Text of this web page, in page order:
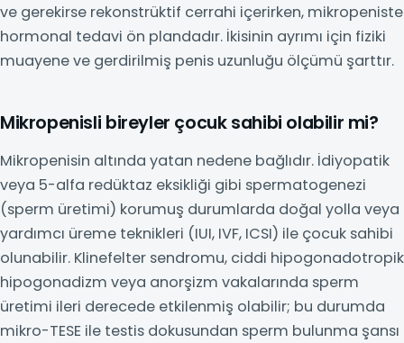
ve gerekirse rekonstrüktif cerrahi içerirken, mikropeniste
hormonal tedavi ön plandadır. İkisinin ayrımı için fiziki
muayene ve gerdirilmiş penis uzunluğu ölçümü şarttır.
Mikropenisli bireyler çocuk sahibi olabilir mi?
Mikropenisin altında yatan nedene bağlıdır. İdiyopatik
veya 5-alfa redüktaz eksikliği gibi spermatogenezi
(sperm üretimi) korumuş durumlarda doğal yolla veya
yardımcı üreme teknikleri (IUI, IVF, ICSI) ile çocuk sahibi
olunabilir. Klinefelter sendromu, ciddi hipogonadotropik
hipogonadizm veya anorşizm vakalarında sperm
üretimi ileri derecede etkilenmiş olabilir; bu durumda
mikro-TESE ile testis dokusundan sperm bulunma şansı